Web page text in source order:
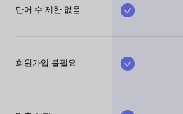
단어 수 제한 없음
회원가입 불필요